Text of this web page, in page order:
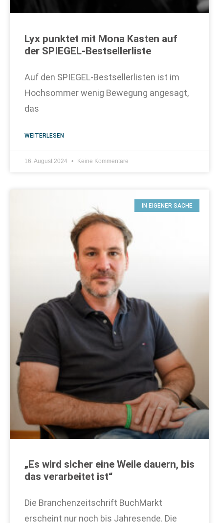
Lyx punktet mit Mona Kasten auf
der SPIEGEL-Bestsellerliste
Auf den SPIEGEL-Bestsellerlisten ist im
Hochsommer wenig Bewegung angesagt,
das
WEITERLESEN
16. August 2024 Keine Kommentare
IN EIGENER SACHE
„Es wird sicher eine Weile dauern, bis
das verarbeitet ist“
Die Branchenzeitschrift BuchMarkt
erscheint nur noch bis Jahresende. Die